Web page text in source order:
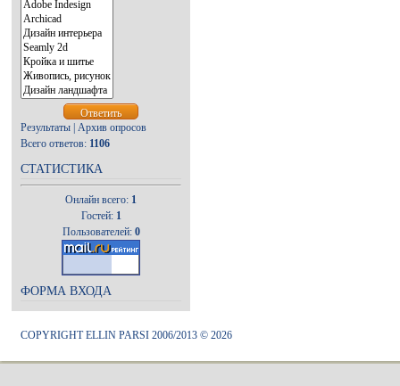
Результаты Архив опросов
Всего ответов: 1106
СТАТИСТИКА
Онлайн всего: 1
Гостей: 1
Пользователей: 0
ФОРМА ВХОДА
COPYRIGHT ELLIN PARSI 2006/2013 © 2026